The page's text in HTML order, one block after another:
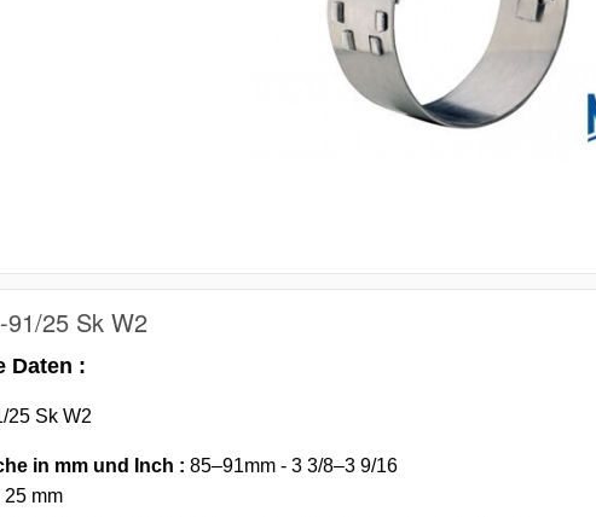
25 Sk W2
Daten :
25 Sk W2
in mm und Inch : 85–91mm - 3 3/8–3 9/16
25 mm